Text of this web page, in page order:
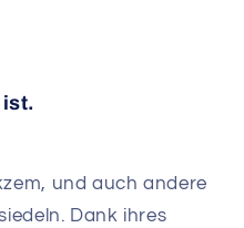
und auch andere
Dank ihres